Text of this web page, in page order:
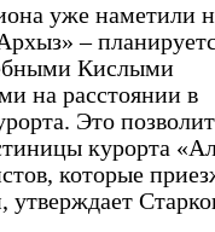
уже наметили
–
Кислыми
на расстоянии в
Это позволит
курорта
которые